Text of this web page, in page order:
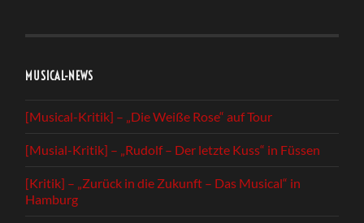
MUSICAL-NEWS
[Musical-Kritik] – „Die Weiße Rose“ auf Tour
[Musial-Kritik] – „Rudolf – Der letzte Kuss“ in Füssen
[Kritik] – „Zurück in die Zukunft – Das Musical“ in
Hamburg